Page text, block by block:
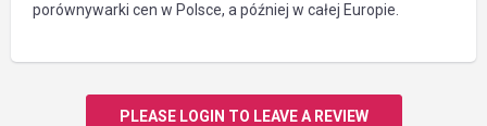
porównywarki cen w Polsce, a później w całej Europie.
PLEASE LOGIN TO LEAVE A REVIEW